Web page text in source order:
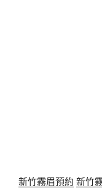
新竹霧眉預約 新竹